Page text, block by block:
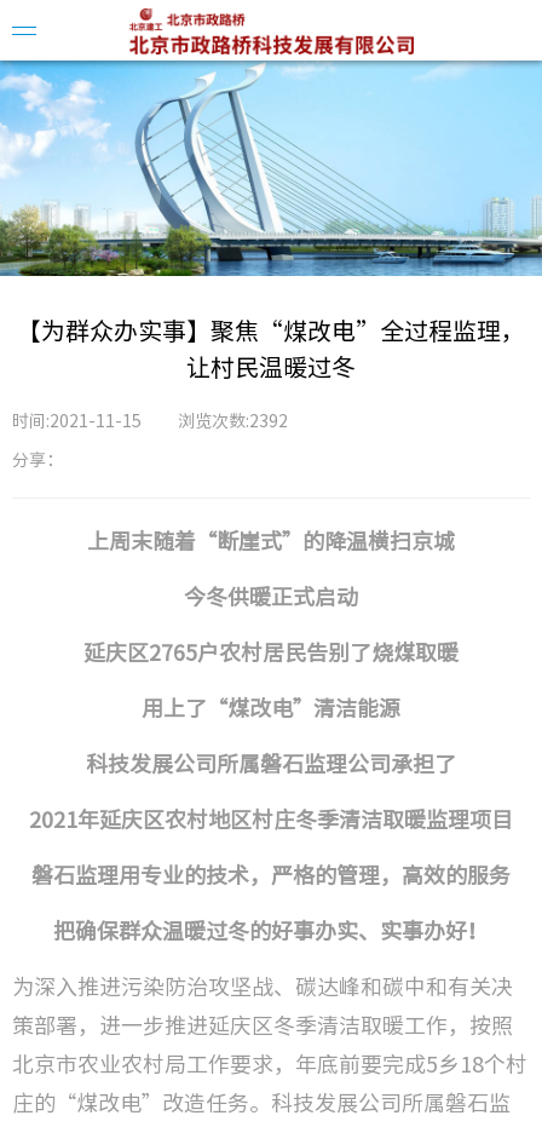
企业简
领导介
【为群众办实事】聚焦“煤改电”全过程监理，
让村民温暖过冬
时间:2021-11-15 浏览次数:2392
分享：
上周末随着“断崖式”的降温横扫京城
今冬供暖正式启动
延庆区2765户农村居民告别了烧煤取暖
用上了“煤改电”清洁能源
科技发展公司所属磐石监理公司承担了
2021年延庆区农村地区村庄冬季清洁取暖监理项目
磐石监理用专业的技术，严格的管理，高效的服务
把确保群众温暖过冬的好事办实、实事办好！
为深入推进污染防治攻坚战、碳达峰和碳中和有关决
策部署，进一步推进延庆区冬季清洁取暖工作，按照
北京市农业农村局工作要求，年底前要完成5乡18个村
庄的“煤改电”改造任务。科技发展公司所属磐石监